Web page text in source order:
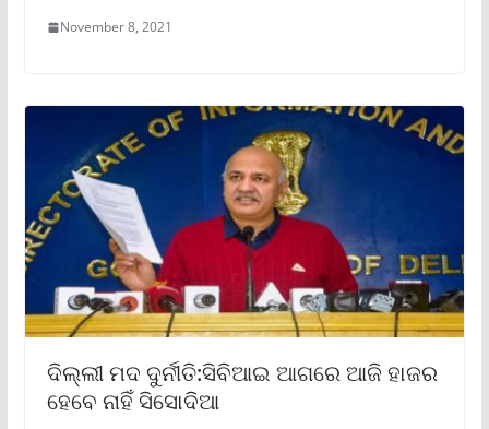
November 8, 2021
ଦିଲ୍ଲୀ ମଦ ଦୁର୍ନୀତି:ସିବିଆଇ ଆଗରେ ଆଜି ହାଜର
ହେବେ ନାହିଁ ସିସୋଦିଆ